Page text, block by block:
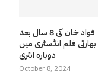
فواد خان کی 8 سال بعد
بھارتی فلم انڈسٹری میں
دوبارہ انٹری
October 8, 2024